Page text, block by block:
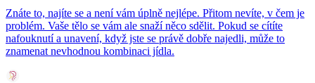
Znáte to, najíte se a není vám úplně nejlépe. Přitom nevíte, v čem je
problém. Vaše tělo se vám ale snaží něco sdělit. Pokud se cítíte
nafouknutí a unavení, když jste se právě dobře najedli, může to
znamenat nevhodnou kombinaci jídla.